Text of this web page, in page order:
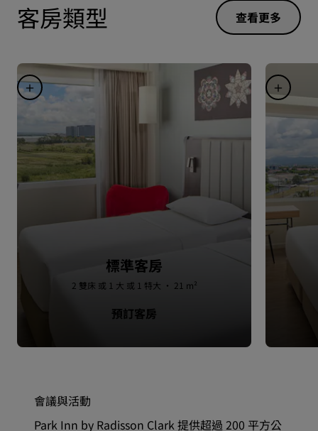
客房類型 查看更多
標準客房
2 雙床 或 1 大 或 1 特大 · 21 m²
預訂客房
會議與活動
Park Inn by Radisson Clark 提供超過 200 平方公